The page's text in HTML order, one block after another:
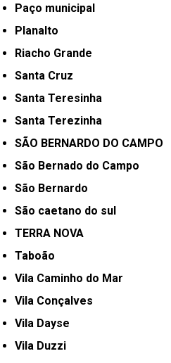
Paço municipal
Planalto
Riacho Grande
Santa Cruz
Santa Teresinha
Santa Terezinha
SÃO BERNARDO DO CAMPO
São Bernado do Campo
São Bernardo
São caetano do sul
TERRA NOVA
Taboão
Vila Caminho do Mar
Vila Conçalves
Vila Dayse
Vila Duzzi